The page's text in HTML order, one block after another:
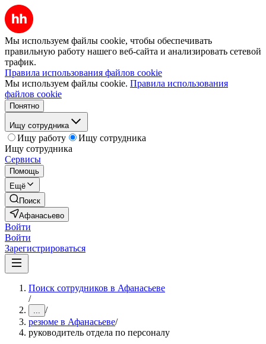
Мы используем файлы cookie, чтобы обеспечивать
правильную работу нашего веб-сайта и анализировать сетевой
трафик.
Правила использования файлов cookie
Мы используем файлы cookie. Правила использования
файлов cookie
Понятно
Ищу сотрудника
Ищу работу
Ищу сотрудника
Ищу сотрудника
Сервисы
Помощь
Ещё
Поиск
Афанасьево
Войти
Войти
Зарегистрироваться
Поиск сотрудников в Афанасьеве
/
... /
резюме в Афанасьеве/
руководитель отдела по персоналу